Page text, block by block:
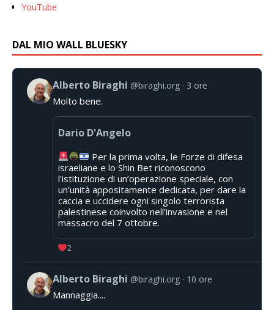
YouTube
DAL MIO WALL BLUESKY
Alberto Biraghi @biraghi.org 3 ore
Molto bene.
Dario D'Angelo
Per la prima volta, le Forze di difesa
israeliane e lo Shin Bet riconoscono
l'istituzione di un’operazione speciale, con
un’unità appositamente dedicata, per dare la
caccia e uccidere ogni singolo terrorista
palestinese coinvolto nell’invasione e nel
massacro del 7 ottobre.
2
Alberto Biraghi @biraghi.org 10 ore
Mannaggia....